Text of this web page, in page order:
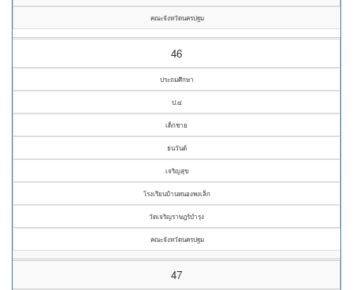
คณะจังหวัดนครปฐม
46
ประถมศึกษา
ป.๔
เด็กชาย
ธนวันต์
เจริญสุข
โรงเรียนบ้านหนองพงเล็ก
วัดเจริญราษฎร์บำรุง
คณะจังหวัดนครปฐม
47